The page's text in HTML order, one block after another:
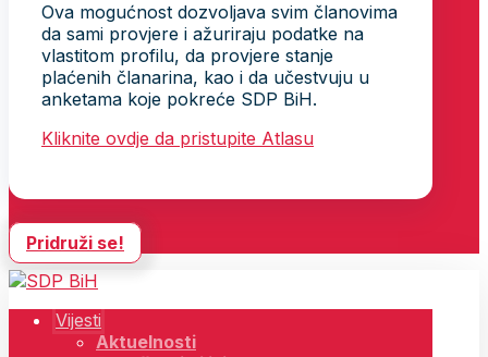
Ova mogućnost dozvoljava svim članovima
da sami provjere i ažuriraju podatke na
vlastitom profilu, da provjere stanje
plaćenih članarina, kao i da učestvuju u
anketama koje pokreće SDP BiH.
Kliknite ovdje da pristupite Atlasu
Pridruži se!
Vijesti
Aktuelnosti